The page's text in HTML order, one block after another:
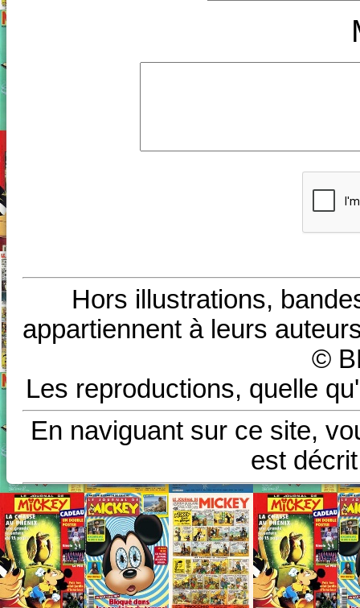
Hors illustrations,
appartiennent à leurs
©
Les reproductions, quelle
En naviguant sur ce site,
est